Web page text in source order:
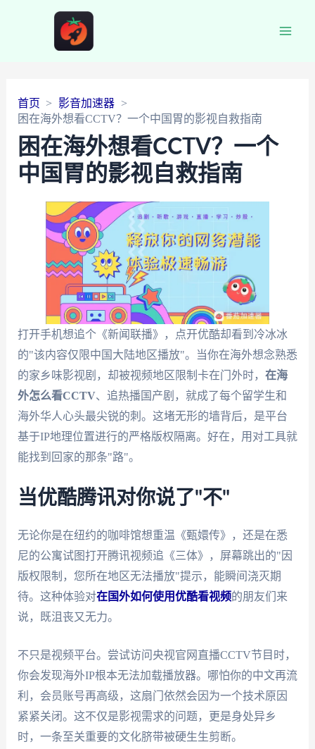
首页
影音加速器
困在海外想看CCTV？一个中国胃的影视自救指南
困在海外想看CCTV？一个
中国胃的影视自救指南
打开手机想追个《新闻联播》，点开优酷却看到冷冰冰
的"该内容仅限中国大陆地区播放"。当你在海外想念熟悉
的家乡味影视剧，却被视频地区限制卡在门外时， 在海
外怎么看CCTV、追热播国产剧，就成了每个留学生和
海外华人心头最尖锐的刺。这堵无形的墙背后，是平台
基于IP地理位置进行的严格版权隔离。好在，用对工具就
能找到回家的那条"路"。
当优酷腾讯对你说了"不"
无论你是在纽约的咖啡馆想重温《甄嬛传》，还是在悉
尼的公寓试图打开腾讯视频追《三体》，屏幕跳出的"因
版权限制，您所在地区无法播放"提示，能瞬间浇灭期
待。这种体验对在国外如何使用优酷看视频的朋友们来
说，既沮丧又无力。
不只是视频平台。尝试访问央视官网直播CCTV节目时，
你会发现海外IP根本无法加载播放器。哪怕你的中文再流
利，会员账号再高级，这扇门依然会因为一个技术原因
紧紧关闭。这不仅是影视需求的问题，更是身处异乡
时，一条至关重要的文化脐带被硬生生剪断。